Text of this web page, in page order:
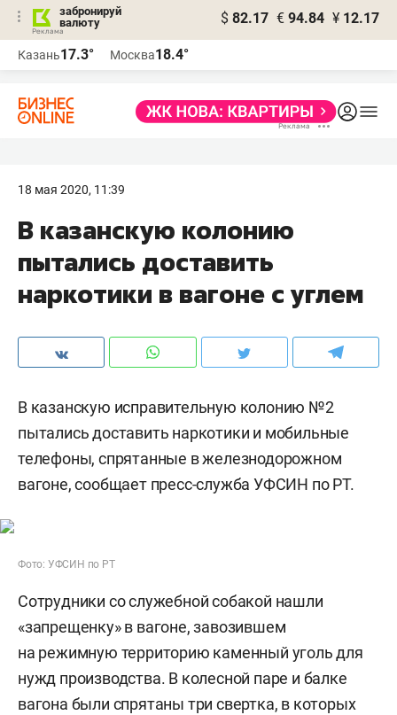
забронируй
валюту
$ 82.17 € 94.84 ¥ 12.17
Казань17.3° Москва18.4°
18 мая 2020, 11:39
В казанскую колонию
пытались доставить
наркотики в вагоне с углем
В казанскую исправительную колонию №2
пытались доставить наркотики и мобильные
телефоны, спрятанные в железнодорожном
вагоне, сообщает пресс-служба УФСИН по РТ.
Фото: УФСИН по РТ
Сотрудники со служебной собакой нашли
«запрещенку» в вагоне, завозившем
на режимную территорию каменный уголь для
нужд производства. В колесной паре и балке
вагона были спрятаны три свертка, в которых